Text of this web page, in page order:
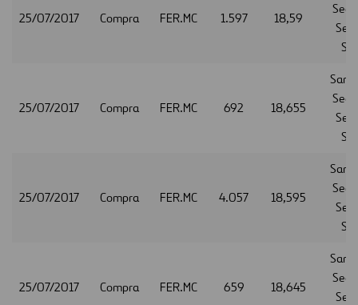
25/07/2017 Compra FER.MC 1.597 18,59
25/07/2017 Compra FER.MC 692 18,655
25/07/2017 Compra FER.MC 4.057 18,595
25/07/2017 Compra FER.MC 659 18,645